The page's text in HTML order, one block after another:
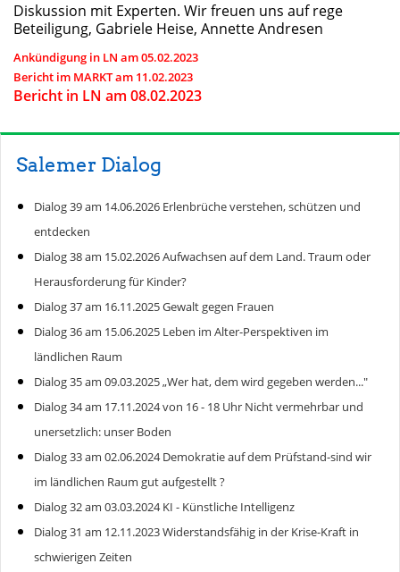
Diskussion mit Experten. Wir freuen uns auf rege
Beteiligung, Gabriele Heise, Annette Andresen
Ankündigung in LN am 05.02.2023
Bericht im MARKT am 11.02.2023
Bericht in LN am 08.02.2023
Salemer Dialog
Dialog 39 am 14.06.2026 Erlenbrüche verstehen, schützen und
entdecken
Dialog 38 am 15.02.2026 Aufwachsen auf dem Land. Traum oder
Herausforderung für Kinder?
Dialog 37 am 16.11.2025 Gewalt gegen Frauen
Dialog 36 am 15.06.2025 Leben im Alter-Perspektiven im
ländlichen Raum
Dialog 35 am 09.03.2025 „Wer hat, dem wird gegeben werden..."
Dialog 34 am 17.11.2024 von 16 - 18 Uhr Nicht vermehrbar und
unersetzlich: unser Boden
Dialog 33 am 02.06.2024 Demokratie auf dem Prüfstand-sind wir
im ländlichen Raum gut aufgestellt ?
Dialog 32 am 03.03.2024 KI - Künstliche Intelligenz
Dialog 31 am 12.11.2023 Widerstandsfähig in der Krise-Kraft in
schwierigen Zeiten